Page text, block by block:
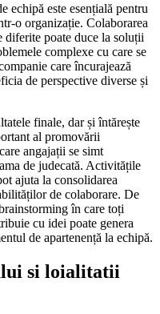
echipă este esențială pentru
o organizație. Colaborarea
diferite poate duce la soluții
complexe cu care se
care încurajează
de perspective diverse și
finale, dar și întărește
al promovării
angajații se simt
de judecată. Activitățile
ajuta la consolidarea
de colaborare. De
în care toți
cu idei poate genera
de apartenență la echipă.
si loialitatii